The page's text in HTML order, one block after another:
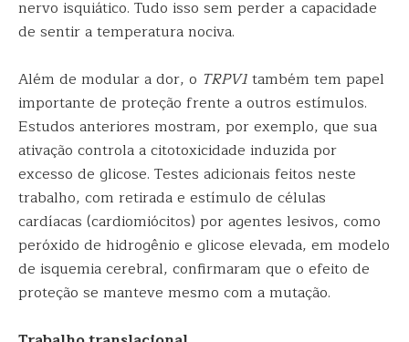
nervo isquiático. Tudo isso sem perder a capacidade
de sentir a temperatura nociva.
Além de modular a dor, o TRPV1também tem papel
importante de proteção frente a outros estímulos.
Estudos anteriores mostram, por exemplo, que sua
ativação controla a citotoxicidade induzida por
excesso de glicose. Testes adicionais feitos neste
trabalho, com retirada e estímulo de células
cardíacas (cardiomiócitos) por agentes lesivos, como
peróxido de hidrogênio e glicose elevada, em modelo
de isquemia cerebral, confirmaram que o efeito de
proteção se manteve mesmo com a mutação.